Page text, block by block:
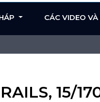
15/
CÁC VIDEO